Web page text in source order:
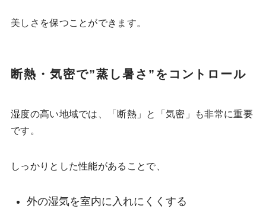
美しさを保つことができます。
断熱・気密で”蒸し暑さ”をコントロール
湿度の高い地域では、「断熱」と「気密」も非常に重要
です。
しっかりとした性能があることで、
外の湿気を室内に入れにくくする